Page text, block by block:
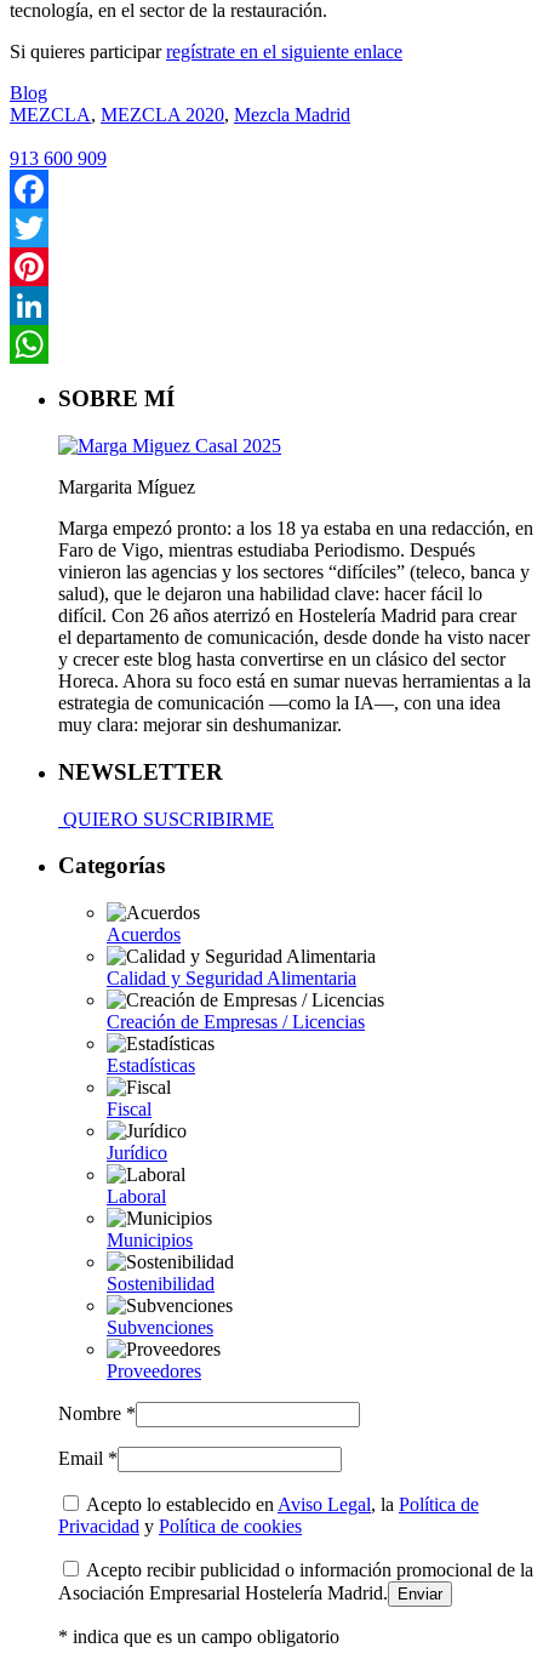
tecnología, en el sector de la restauración.
Si quieres participarregístrate en el siguiente enlace
Blog
MEZCLA, MEZCLA 2020, Mezcla Madrid
913 600 909
Facebook
Twitter
Pinterest
LinkedIn
SOBRE MÍ
Margarita Míguez
Marga empezó pronto: a los 18 ya estaba en una redacción, en
Faro de Vigo, mientras estudiaba Periodismo. Después
vinieron las agencias y los sectores “difíciles” (teleco, banca y
salud), que le dejaron una habilidad clave: hacer fácil lo
difícil. Con 26 años aterrizó en Hostelería Madrid para crear
el departamento de comunicación, desde donde ha visto nacer
y crecer este blog hasta convertirse en un clásico del sector
Horeca. Ahora su foco está en sumar nuevas herramientas a la
estrategia de comunicación —como la IA—, con una idea
muy clara: mejorar sin deshumanizar.
NEWSLETTER
QUIERO SUSCRIBIRME
Categorías
Acuerdos
Calidad y Seguridad Alimentaria
Creación de Empresas / Licencias
Estadísticas
Fiscal
Jurídico
Laboral
Municipios
Sostenibilidad
Subvenciones
Proveedores
Nombre *
Email *
Acepto lo establecido en Aviso Legal, la Política de
Privacidad y Política de cookies
Acepto recibir publicidad o información promocional de la
Asociación Empresarial Hostelería Madrid.
* indica que es un campo obligatorio